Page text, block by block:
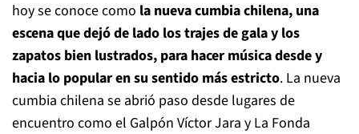
hoy se conoce como la nueva cumbia chilena, una
escena que dejó de lado los trajes de gala y los
zapatos bien lustrados, para hacer música desde y
hacia lo popular en su sentido más estricto. La nueva
cumbia chilena se abrió paso desde lugares de
encuentro como el Galpón Víctor Jara y La Fonda